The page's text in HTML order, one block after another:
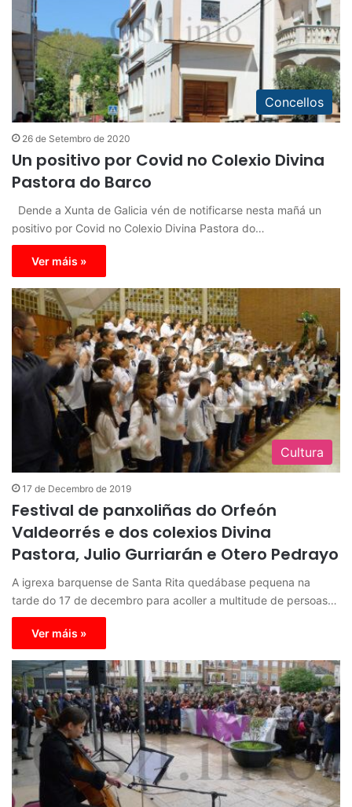
Concellos
26 de Setembro de 2020
Un positivo por Covid no Colexio Divina
Pastora do Barco
Dende a Xunta de Galicia vén de notificarse nesta mañá un
positivo por Covid no Colexio Divina Pastora do…
Ver máis »
Cultura
17 de Decembro de 2019
Festival de panxoliñas do Orfeón
Valdeorrés e dos colexios Divina
Pastora, Julio Gurriarán e Otero Pedrayo
A igrexa barquense de Santa Rita quedábase pequena na
tarde do 17 de decembro para acoller a multitude de persoas…
Ver máis »